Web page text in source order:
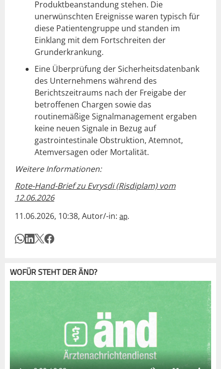
Produktbeanstandung stehen. Die
unerwünschten Ereignisse waren typisch für
diese Patientengruppe und standen im
Einklang mit dem Fortschreiten der
Grunderkrankung.
Eine Überprüfung der Sicherheitsdatenbank
des Unternehmens während des
Berichtszeitraums nach der Freigabe der
betroffenen Chargen sowie das
routinemäßige Signalmanagement ergaben
keine neuen Signale in Bezug auf
gastrointestinale Obstruktion, Atemnot,
Atemversagen oder Mortalität.
Weitere Informationen:
Rote-Hand-Brief zu Evrysdi (Risdiplam) vom
12.06.2026
11.06.2026, 10:38, Autor/-in: ap.
WOFÜR STEHT DER ÄND?